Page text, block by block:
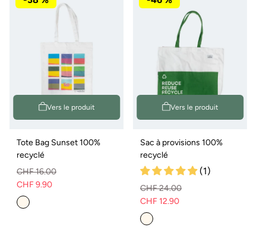
Vers le produit
Tote Bag Sunset 100%
recyclé
Prix
normal
CHF 16.00
Prix
de
CHF 9.90
Vers le produit
Sac à provisions 100%
recyclé
(1)
Prix
normal
CHF 24.00
Prix
de
CHF 12.90